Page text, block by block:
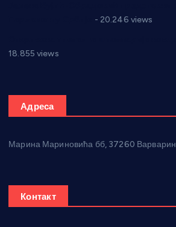
- 20.246 views
18.855 views
Адреса
Марина Мариновића бб, 37260 Варварин
Контакт